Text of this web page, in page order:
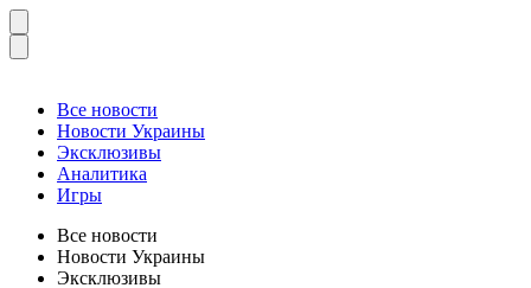
Все новости
Новости Украины
Эксклюзивы
Аналитика
Игры
Все новости
Новости Украины
Эксклюзивы